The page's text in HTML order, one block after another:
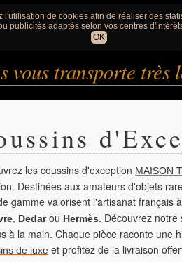
l'utilisation de cookies afin de réaliser des
publicités adaptés selon vos centres
OK
vous transporte très
les coussins d'exception MAISON
Destinées aux amateurs d'objets
gamme valorisent l'artisanat français
, Dedarou Hermès. Découvrez
à la main. Chaque pièce raconte une
de luxe et profitez de la livraison